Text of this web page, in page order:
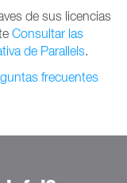
de sus licencias
Consultar las
de Parallels.
frecuentes